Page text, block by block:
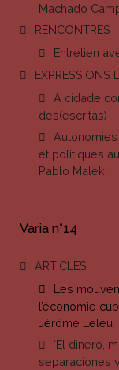
Machado
RENCONTRES
Entretien
EXPRESSIONS
A cidade
des(escritas) -
et politiques
Pablo Malek
Varia n°14
ARTICLES
Les
l’économie
Jérôme Leleu
‘El dinero,
separaciones